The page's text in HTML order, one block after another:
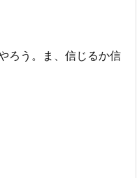
ろう。ま、信じるか信